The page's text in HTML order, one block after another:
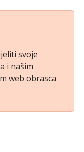
svoje
i našim
web obrasca